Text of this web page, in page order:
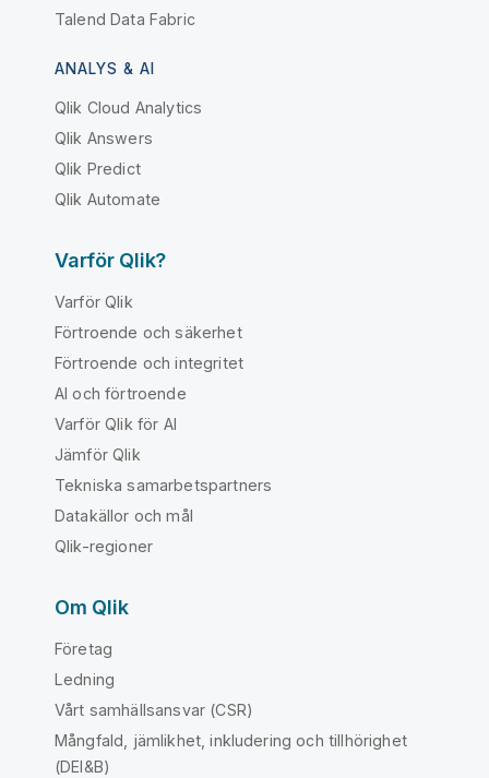
Talend Data Fabric
ANALYS & AI
Qlik Cloud Analytics
Qlik Answers
Qlik Predict
Qlik Automate
Varför Qlik?
Varför Qlik
Förtroende och säkerhet
Förtroende och integritet
AI och förtroende
Varför Qlik för AI
Jämför Qlik
Tekniska samarbetspartners
Datakällor och mål
Qlik-regioner
Om Qlik
Företag
Ledning
Vårt samhällsansvar (CSR)
Mångfald, jämlikhet, inkludering och tillhörighet
(DEI&B)